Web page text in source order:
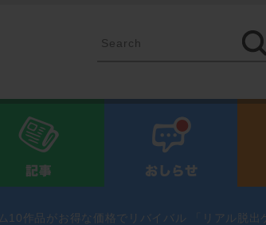
10作品がお得な価格でリバイバル 「リアル脱出